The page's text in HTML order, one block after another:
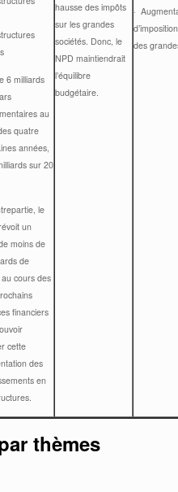
6 milliards
au
quatre
années,
sur 20
le
un
moins de
de
cours des
financiers
cette
des
en
hausse des impôts
sur les grandes
sociétés. Donc, le
NPD maintiendrait
l’équilibre
budgétaire.
·
des
thèmes